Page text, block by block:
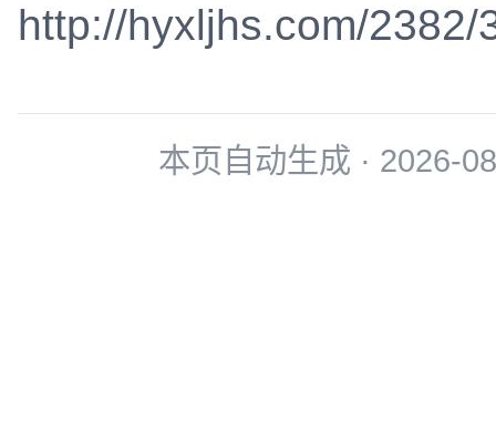
http://hyxljhs.com/2382/
本页自动生成 · 2026-